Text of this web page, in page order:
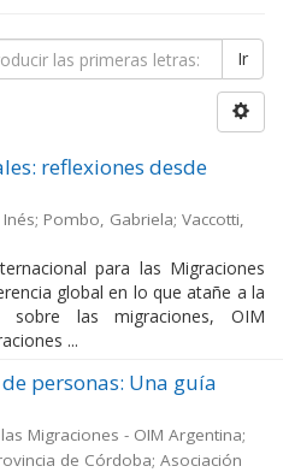
Ir
reflexiones desde
Pombo, Gabriela; Vaccotti,
para las Migraciones
global en lo que atañe a la
sobre las migraciones, OIM
...
personas: Una guía
Migraciones - OIM Argentina;
de Córdoba; Asociación